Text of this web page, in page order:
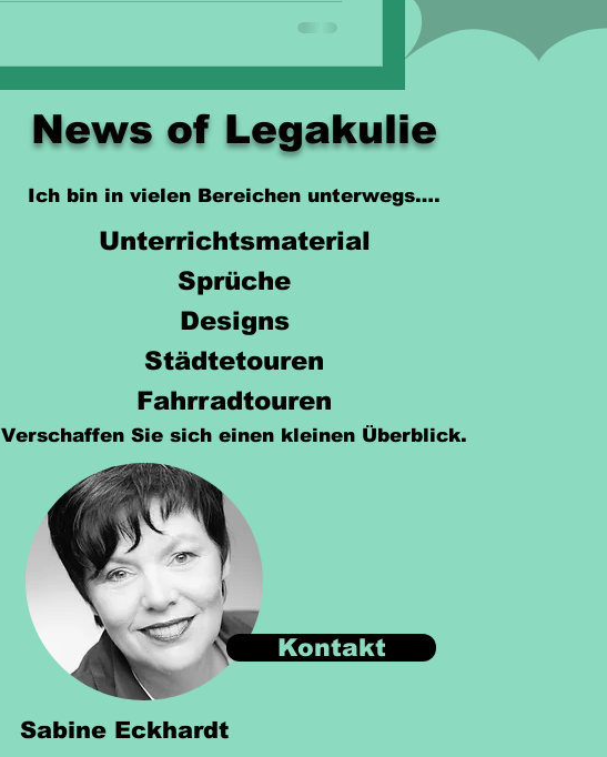
News of Legakulie
Ich bin in vielen Bereichen unterwegs….
Unterrichtsmaterial
Sprüche
Designs
Städtetouren
Fahrradtouren
Verschaffen Sie sich einen kleinen Überblick.
Kontakt
Sabine Eckhardt